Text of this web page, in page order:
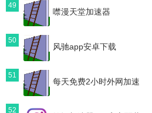
49
噤漫天堂加速器
50
风驰app安卓下载
51
每天免费2小时外网加速
52